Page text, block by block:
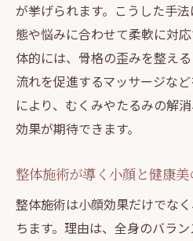
初回整体体験時に
整体の即効性と持
一回施術で感じる美
整体施術の満足度
施術前後で比較する
ブライダル整体で美
結婚前に整体を受
整体でブライダル
が挙げられます。こうした手
態や悩みに合わせて柔軟に対
体的には、骨格の歪みを整え
流れを促進するマッサージな
により、むくみやたるみの解
効果が期待できます。
整体施術が導く小顔と健康美
整体施術は小顔効果だけでな
ちます。理由は、全身のバラ